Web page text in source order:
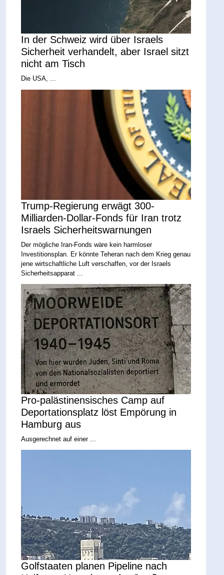
In der Schweiz wird über Israels
Sicherheit verhandelt, aber Israel sitzt
nicht am Tisch
Die USA, ...
Trump-Regierung erwägt 300-
Milliarden-Dollar-Fonds für Iran trotz
Israels Sicherheitswarnungen
Der mögliche Iran-Fonds wäre kein harmloser
Investitionsplan. Er könnte Teheran nach dem Krieg genau
jene wirtschaftliche Luft verschaffen, vor der Israels
Sicherheitsapparat ...
Pro-palästinensisches Camp auf
Deportationsplatz löst Empörung in
Hamburg aus
Ausgerechnet auf einer ...
Golfstaaten planen Pipeline nach